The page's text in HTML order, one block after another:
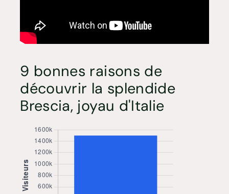
9 bonnes raisons de
découvrir la splendide
Brescia, joyau d'Italie